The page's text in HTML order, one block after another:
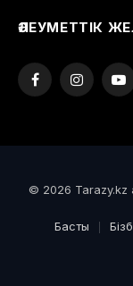
ӘЛЕУМЕТТІК
FacebookInstagram
© 2026 Tarazy.kz
Басты